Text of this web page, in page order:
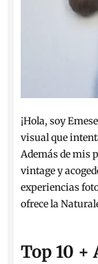
¡Hola, soy
visual que
Además de mis
vintage y
experiencias
ofrece la
Top 10 +